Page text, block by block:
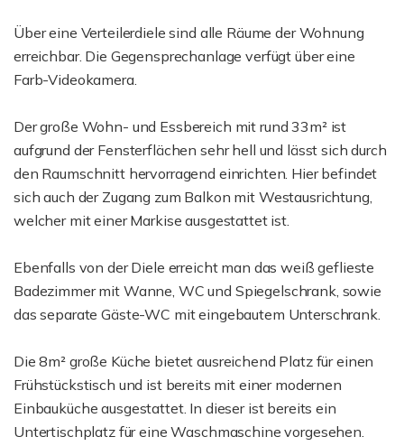
Über eine Verteilerdiele sind alle Räume der Wohnung
erreichbar. Die Gegensprechanlage verfügt über eine
Farb-Videokamera.
Der große Wohn- und Essbereich mit rund 33m² ist
aufgrund der Fensterflächen sehr hell und lässt sich durch
den Raumschnitt hervorragend einrichten. Hier befindet
sich auch der Zugang zum Balkon mit Westausrichtung,
welcher mit einer Markise ausgestattet ist.
Ebenfalls von der Diele erreicht man das weiß geflieste
Badezimmer mit Wanne, WC und Spiegelschrank, sowie
das separate Gäste-WC mit eingebautem Unterschrank.
Die 8m² große Küche bietet ausreichend Platz für einen
Frühstückstisch und ist bereits mit einer modernen
Einbauküche ausgestattet. In dieser ist bereits ein
Untertischplatz für eine Waschmaschine vorgesehen.